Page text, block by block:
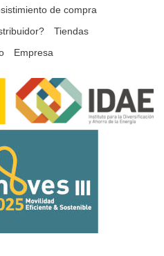
de compra
Tiendas
Empresa